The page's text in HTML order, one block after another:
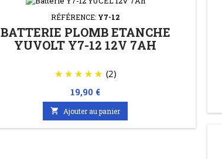
RÉFÉRENCE: Y7-12
BATTERIE PLOMB ETANCHE
YUVOLT Y7-12 12V 7AH
(2)
Prix
19,90 €
 Ajouter au panier